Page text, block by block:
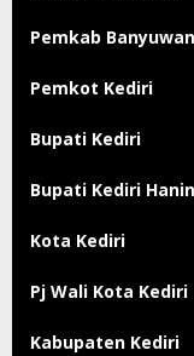
Pemkab
Pemkot Kediri
Bupati Kediri
Bupati Kediri
Kota Kediri
Pj Wali Kota Kediri
Kabupaten Kediri